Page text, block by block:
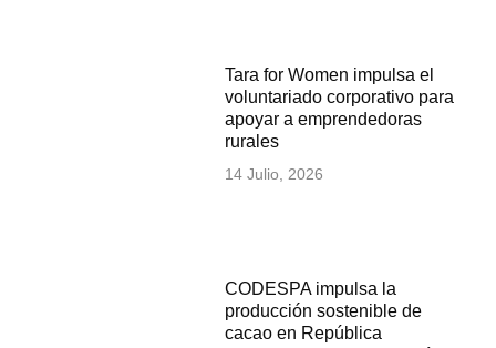
Tara for Women impulsa el
voluntariado corporativo para
apoyar a emprendedoras
rurales
14 Julio, 2026
CODESPA impulsa la
producción sostenible de
cacao en República